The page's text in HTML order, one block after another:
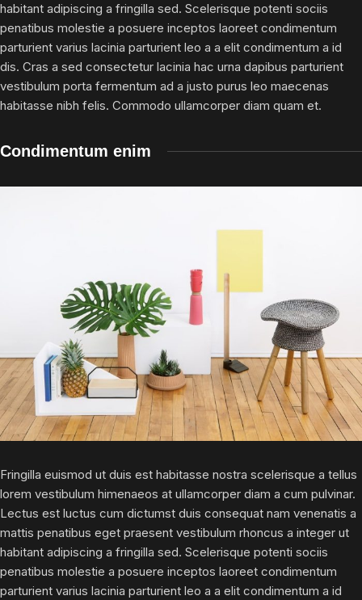
habitant adipiscing a fringilla sed. Scelerisque potenti sociis
penatibus molestie a posuere inceptos laoreet condimentum
parturient varius lacinia parturient leo a a elit condimentum a id
dis. Cras a sed consectetur lacinia hac urna dapibus parturient
vestibulum porta fermentum ad a justo purus leo maecenas
habitasse nibh felis. Commodo ullamcorper diam quam et.
Condimentum enim
Fringilla euismod ut duis est habitasse nostra scelerisque a tellus
lorem vestibulum himenaeos at ullamcorper diam a cum pulvinar.
Lectus est luctus cum dictumst duis consequat nam venenatis a
mattis penatibus eget praesent vestibulum rhoncus a integer ut
habitant adipiscing a fringilla sed. Scelerisque potenti sociis
penatibus molestie a posuere inceptos laoreet condimentum
parturient varius lacinia parturient leo a a elit condimentum a id